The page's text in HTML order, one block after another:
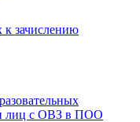
зачислению
лиц с ОВЗ в ПОО